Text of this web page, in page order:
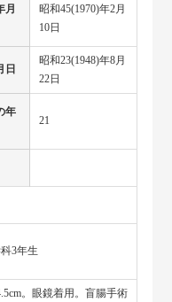
月
昭和45(1970)年2月
10日
日
昭和23(1948)年8月
22日
年
21
3年生
。眼鏡着用。盲腸手術